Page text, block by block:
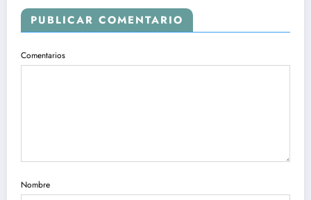
PUBLICAR COMENTARIO
Comentarios
Nombre